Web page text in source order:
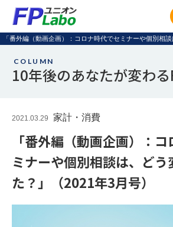
COLUMN
10年後のあなたが変わ
2021.03.29 家計・消費
「番外編（動画企画）：
ミナーや個別相談は、どう
た？」（2021年3月号）